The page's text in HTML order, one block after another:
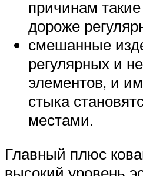
причинам
дороже
смешанные
регулярных и
элементов, и
стыка
местами.
Главный плюс
высокий уровень